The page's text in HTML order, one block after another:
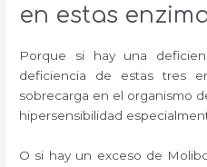
en estas
Porque si hay una
deficiencia de estas tres
sobrecarga en el organismo
hipersensibilidad
O si hay un exceso de